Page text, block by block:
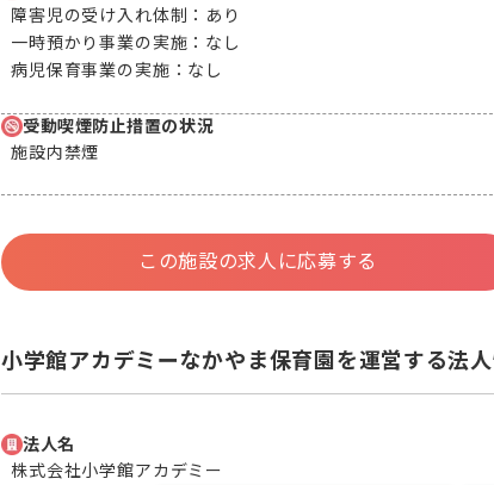
障害児の受け入れ体制： あり
一時預かり事業の実施： なし
病児保育事業の実施： なし
受動喫煙防止措置の状況
施設内禁煙
この施設の求人に応募する
小学館アカデミーなかやま保育園を運営する法
法人名
株式会社小学館アカデミー